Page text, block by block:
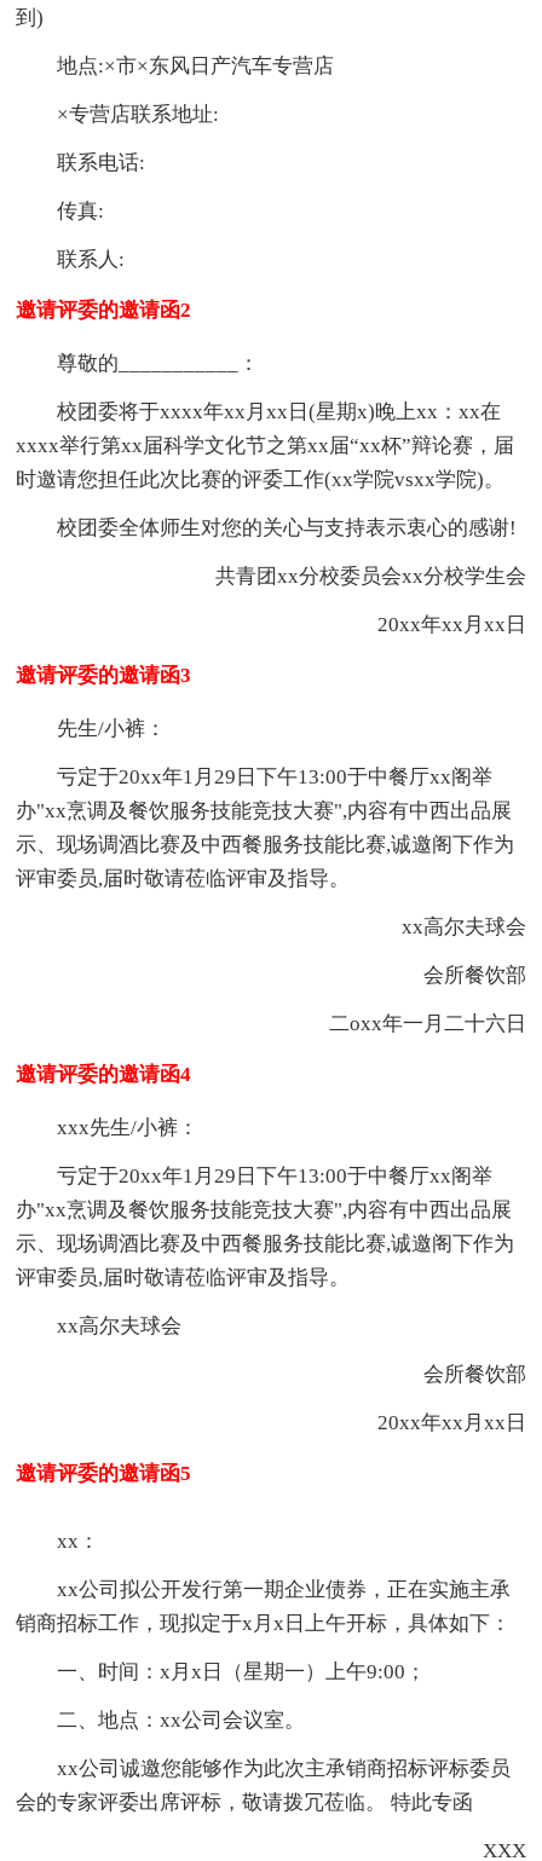
到)
地点:×市×东风日产汽车专营店
×专营店联系地址:
联系电话:
传真:
联系人:
邀请评委的邀请函2
尊敬的___________：
校团委将于xxxx年xx月xx日(星期x)晚上xx：xx在
xxxx举行第xx届科学文化节之第xx届“xx杯”辩论赛，届
时邀请您担任此次比赛的评委工作(xx学院vsxx学院)。
校团委全体师生对您的关心与支持表示衷心的感谢!
共青团xx分校委员会xx分校学生会
20xx年xx月xx日
邀请评委的邀请函3
先生/小裤：
亏定于20xx年1月29日下午13:00于中餐厅xx阁举
办"xx烹调及餐饮服务技能竞技大赛",内容有中西出品展
示、现场调酒比赛及中西餐服务技能比赛,诚邀阁下作为
评审委员,届时敬请莅临评审及指导。
xx高尔夫球会
会所餐饮部
二oxx年一月二十六日
邀请评委的邀请函4
xxx先生/小裤：
亏定于20xx年1月29日下午13:00于中餐厅xx阁举
办"xx烹调及餐饮服务技能竞技大赛",内容有中西出品展
示、现场调酒比赛及中西餐服务技能比赛,诚邀阁下作为
评审委员,届时敬请莅临评审及指导。
xx高尔夫球会
会所餐饮部
20xx年xx月xx日
邀请评委的邀请函5
xx：
xx公司拟公开发行第一期企业债券，正在实施主承
销商招标工作，现拟定于x月x日上午开标，具体如下：
一、时间：x月x日（星期一）上午9:00；
二、地点：xx公司会议室。
xx公司诚邀您能够作为此次主承销商招标评标委员
会的专家评委出席评标，敬请拨冗莅临。 特此专函
XXX